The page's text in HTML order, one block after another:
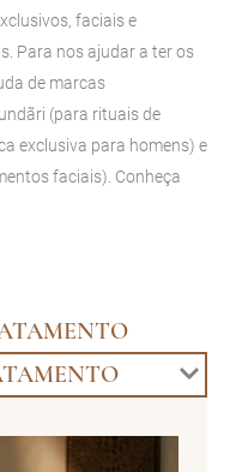
faciais e
Para nos ajudar a ter os
de marcas
(para rituais de
exclusiva para homens) e
faciais). Conheça